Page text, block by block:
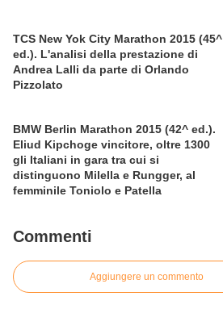
TCS New Yok City Marathon 2015 (45^
ed.). L'analisi della prestazione di
Andrea Lalli da parte di Orlando
Pizzolato
BMW Berlin Marathon 2015 (42^ ed.).
Eliud Kipchoge vincitore, oltre 1300
gli Italiani in gara tra cui si
distinguono Milella e Rungger, al
femminile Toniolo e Patella
Commenti
Aggiungere un commento